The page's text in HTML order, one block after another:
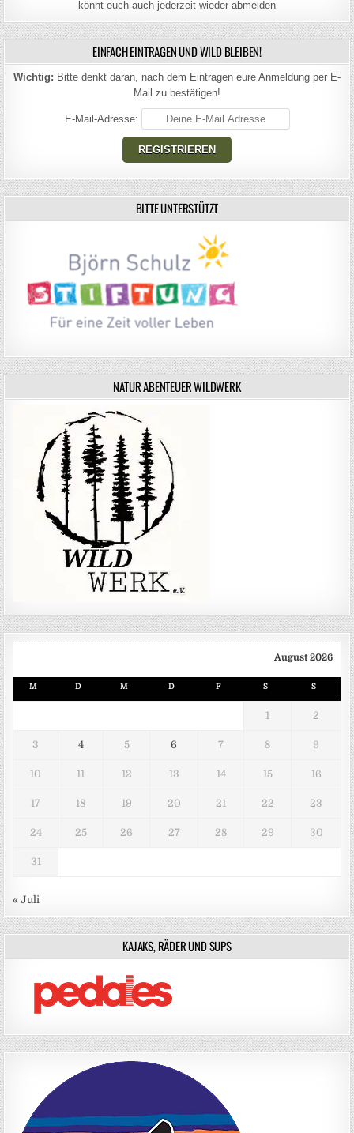
könnt euch auch jederzeit wieder abmelden
EINFACH EINTRAGEN UND WILD BLEIBEN!
Wichtig: Bitte denkt daran, nach dem Eintragen eure Anmeldung per E-
Mail zu bestätigen!
E-Mail-Adresse:
BITTE UNTERSTÜTZT
NATUR ABENTEUER WILDWERK
August 2026
M D M D F S S
1 2
3 4 5 6 7 8 9
10 11 12 13 14 15 16
17 18 19 20 21 22 23
24 25 26 27 28 29 30
31
« Juli
KAJAKS, RÄDER UND SUPS